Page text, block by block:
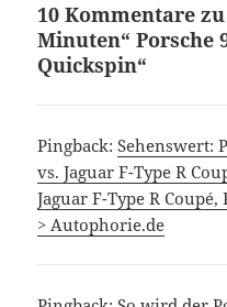
10 Kommentare
Minuten“ Porsche
Quickspin“
Pingback:Sehenswert:
vs. Jaguar F-Type R
Jaguar F-Type R
> Autophorie.de